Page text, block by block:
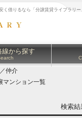
く借りるなら「分譲賃貸ライブラリー
線から探す
仲介
マンション一覧
検索